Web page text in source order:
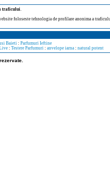
traficului.
foloseste tehnologia de profilare anonima a
Baieti : Parfumuri Ieftine
: Testere Parfumuri : anvelope iarna : natural potent